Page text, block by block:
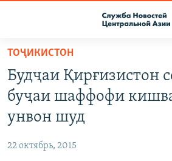
Вернуться
основному
содержанию
Вернутся
главной
навигации
ПОДПИСКА
КОНТАКТЫ
НАСТОЯЩЕЕ ВРЕМЯ
ТОҶИКИСТОН
Будҷаи Қирғизистон
буҷаи шаффофи
унвон шуд
22 октябрь, 2015